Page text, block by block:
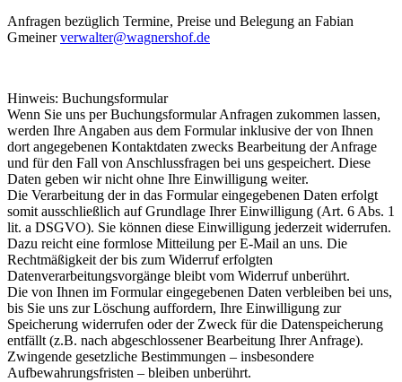
Anfragen bezüglich Termine, Preise und Belegung an Fabian
Gmeinerverwalter@wagnershof.de
Hinweis: Buchungsformular
Wenn Sie uns per Buchungsformular Anfragen zukommen lassen,
werden Ihre Angaben aus dem Formular inklusive der von Ihnen
dort angegebenen Kontaktdaten zwecks Bearbeitung der Anfrage
und für den Fall von Anschlussfragen bei uns gespeichert. Diese
Daten geben wir nicht ohne Ihre Einwilligung weiter.
Die Verarbeitung der in das Formular eingegebenen Daten erfolgt
somit ausschließlich auf Grundlage Ihrer Einwilligung (Art. 6 Abs. 1
lit. a DSGVO). Sie können diese Einwilligung jederzeit widerrufen.
Dazu reicht eine formlose Mitteilung per E-Mail an uns. Die
Rechtmäßigkeit der bis zum Widerruf erfolgten
Datenverarbeitungsvorgänge bleibt vom Widerruf unberührt.
Die von Ihnen im Formular eingegebenen Daten verbleiben bei uns,
bis Sie uns zur Löschung auffordern, Ihre Einwilligung zur
Speicherung widerrufen oder der Zweck für die Datenspeicherung
entfällt (z.B. nach abgeschlossener Bearbeitung Ihrer Anfrage).
Zwingende gesetzliche Bestimmungen – insbesondere
Aufbewahrungsfristen – bleiben unberührt.